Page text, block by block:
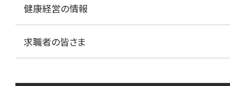
健康経営の情報
求職者の皆さま